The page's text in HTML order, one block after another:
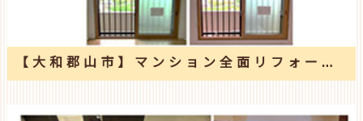
【大和郡山市】マンション全面リフォーム工事